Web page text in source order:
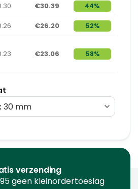
€30.39 44%
€26.20
52%
€23.06 58%
verzending
geen kleinordertoeslag